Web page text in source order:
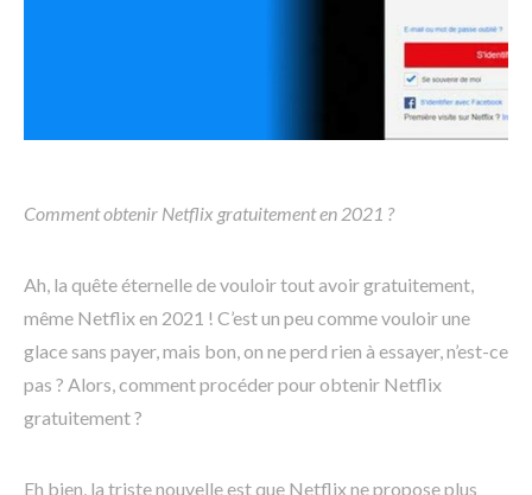
Comment obtenir Netflix gratuitement en 2021 ?
Ah, la quête éternelle de vouloir tout avoir gratuitement,
même Netflix en 2021 ! C’est un peu comme vouloir une
glace sans payer, mais bon, on ne perd rien à essayer, n’est-ce
pas ? Alors, comment procéder pour obtenir Netflix
gratuitement ?
Eh bien, la triste nouvelle est que Netflix ne propose plus